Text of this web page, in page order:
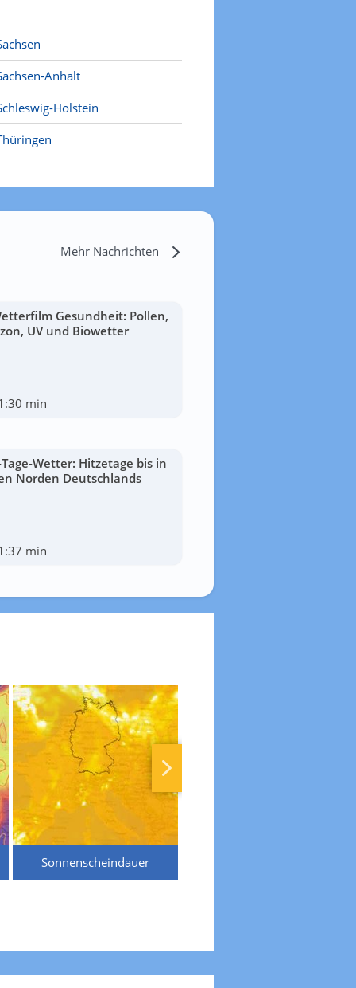
Anhalt
Holstein
Mehr Nachrichten
Gesundheit: Pollen,
UV und Biowetter
min
Wetter: Hitzetage bis in
Norden Deutschlands
min
Sonnenscheindauer